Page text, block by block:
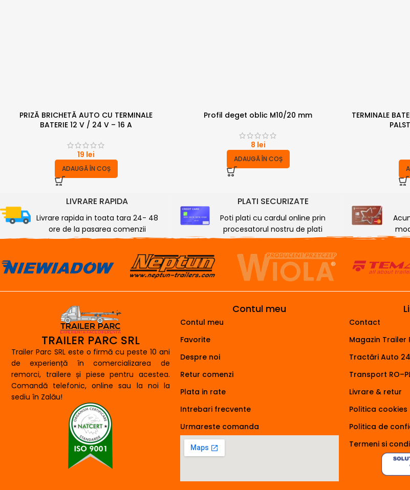
PRIZĂ BRICHETĂ AUTO CU TERMINALE
BATERIE 12 V / 24 V – 16 A
19 lei
ADAUGĂ ÎN COȘ
Profil deget oblic M10/20 mm
8 lei
ADAUGĂ ÎN COȘ
TERMINALE
LIVRARE RAPIDA
Livrare rapida in toata tara 24- 48
ore de la pasarea comenzii
PLATI SECURIZATE
Poti plati cu cardul online prin
procesatorul nostru de plati
TRAILER PARC SRL
Trailer Parc SRL este o firmă cu peste 10 ani
de experiență în comercializarea de
remorci, trailere și piese pentru acestea.
Comandă telefonic, online sau la noi la
sediu în Zalău!
Contul meu
Contul meu
Favorite
Despre noi
Retur comenzi
Plata in rate
Intrebari frecvente
Urmareste comanda
Contact
Magazin Trailer
Tractări Auto
Transport
Livrare & retur
Politica cookies
Politica de
Termeni si